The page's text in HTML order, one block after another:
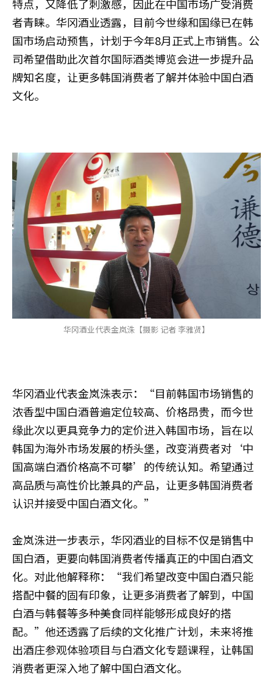
特点，又降低了刺激感，因此在中国市场广受消费
者青睐。华冈酒业透露，目前今世缘和国缘已在韩
国市场启动预售，计划于今年8月正式上市销售。公
司希望借助此次首尔国际酒类博览会进一步提升品
牌知名度，让更多韩国消费者了解并体验中国白酒
文化。
华冈酒业代表金岚洙【摄影 记者 李雅贤】
华冈酒业代表金岚洙表示：“目前韩国市场销售的
浓香型中国白酒普遍定位较高、价格昂贵，而今世
缘此次以更具竞争力的定价进入韩国市场，旨在以
韩国为海外市场发展的桥头堡，改变消费者对‘中
国高端白酒价格高不可攀’的传统认知。希望通过
高品质与高性价比兼具的产品，让更多韩国消费者
认识并接受中国白酒文化。”
金岚洙进一步表示，华冈酒业的目标不仅是销售中
国白酒，更要向韩国消费者传播真正的中国白酒文
化。对此他解释称：“我们希望改变中国白酒只能
搭配中餐的固有印象，让更多消费者了解到，中国
白酒与韩餐等多种美食同样能够形成良好的搭
配。”他还透露了后续的文化推广计划，未来将推
出酒庄参观体验项目与白酒文化专题课程，让韩国
消费者更深入地了解中国白酒文化。